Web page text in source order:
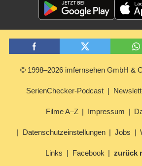
© 1998–2026 imfernsehen GmbH &
SerienChecker-Podcast
Filme A–Z Impressum
Datenschutzeinstellungen Jobs
Links Facebook zurück